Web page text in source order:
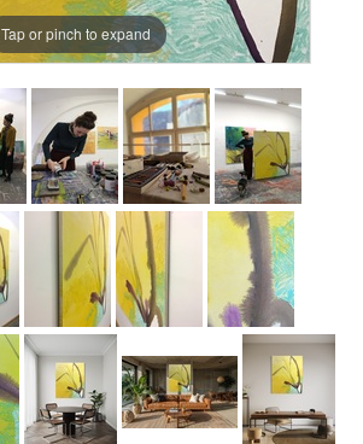
Tap or pinch to expand